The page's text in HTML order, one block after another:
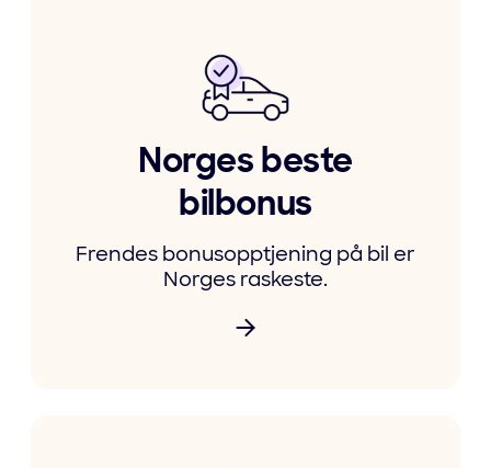
Norges beste
bilbonus
Frendes bonusopptjening på bil er
Norges raskeste.